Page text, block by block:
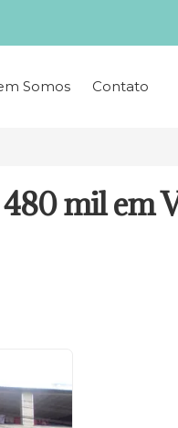
Somos Contato
mil em